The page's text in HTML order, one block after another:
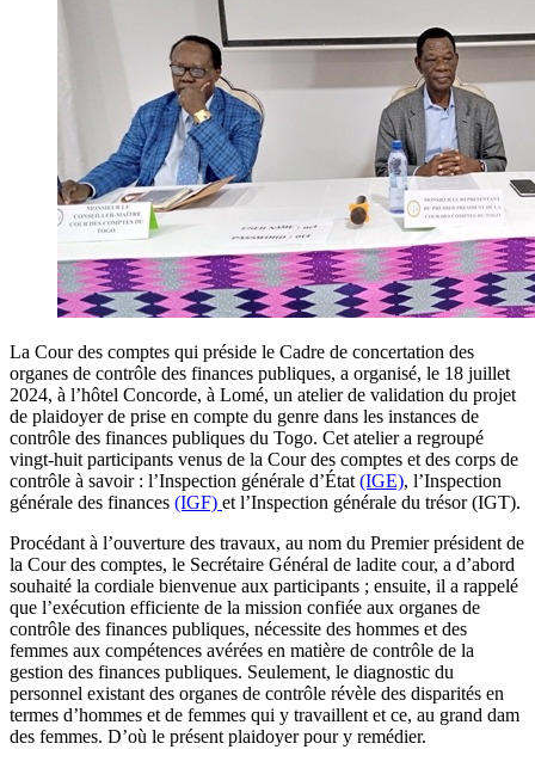
La Cour des comptes qui préside le Cadre de concertation des
organes de contrôle des finances publiques, a organisé, le 18 juillet
2024, à l’hôtel Concorde, à Lomé, un atelier de validation du projet
de plaidoyer de prise en compte du genre dans les instances de
contrôle des finances publiques du Togo. Cet atelier a regroupé
vingt-huit participants venus de la Cour des comptes et des corps de
contrôle à savoir : l’Inspection générale d’État (IGE), l’Inspection
générale des finances (IGF) et l’Inspection générale du trésor (IGT).
Procédant à l’ouverture des travaux, au nom du Premier président de
la Cour des comptes, le Secrétaire Général de ladite cour, a d’abord
souhaité la cordiale bienvenue aux participants ; ensuite, il a rappelé
que l’exécution efficiente de la mission confiée aux organes de
contrôle des finances publiques, nécessite des hommes et des
femmes aux compétences avérées en matière de contrôle de la
gestion des finances publiques. Seulement, le diagnostic du
personnel existant des organes de contrôle révèle des disparités en
termes d’hommes et de femmes qui y travaillent et ce, au grand dam
des femmes. D’où le présent plaidoyer pour y remédier.